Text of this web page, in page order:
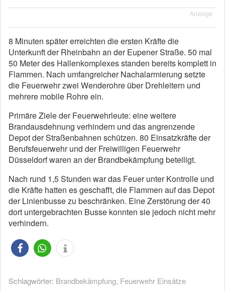
Anzeige
8 Minuten später erreichten die ersten Kräfte die
Unterkunft der Rheinbahn an der Eupener Straße. 50 mal
50 Meter des Hallenkomplexes standen bereits komplett in
Flammen. Nach umfangreicher Nachalarmierung setzte
die Feuerwehr zwei Wenderohre über Drehleitern und
mehrere mobile Rohre ein.
Primäre Ziele der Feuerwehrleute: eine weitere
Brandausdehnung verhindern und das angrenzende
Depot der Straßenbahnen schützen. 80 Einsatzkräfte der
Berufsfeuerwehr und der Freiwilligen Feuerwehr
Düsseldorf waren an der Brandbekämpfung beteiligt.
Nach rund 1,5 Stunden war das Feuer unter Kontrolle und
die Kräfte hatten es geschafft, die Flammen auf das Depot
der Linienbusse zu beschränken. Eine Zerstörung der 40
dort untergebrachten Busse konnten sie jedoch nicht mehr
verhindern.
Schlagwörter: Brandbekämpfung, Feuerwehr Einsätze